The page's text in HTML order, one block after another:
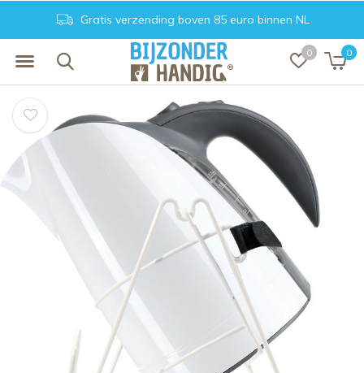
0 0
Gratis verzending boven 85 euro binnen NL